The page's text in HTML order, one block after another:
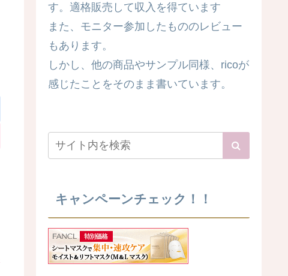
す。適格販売して収入を得ています
また、モニター参加したもののレビュー
もあります。
しかし、他の商品やサンプル同様、ricoが
感じたことをそのまま書いています。
キャンペーンチェック！！